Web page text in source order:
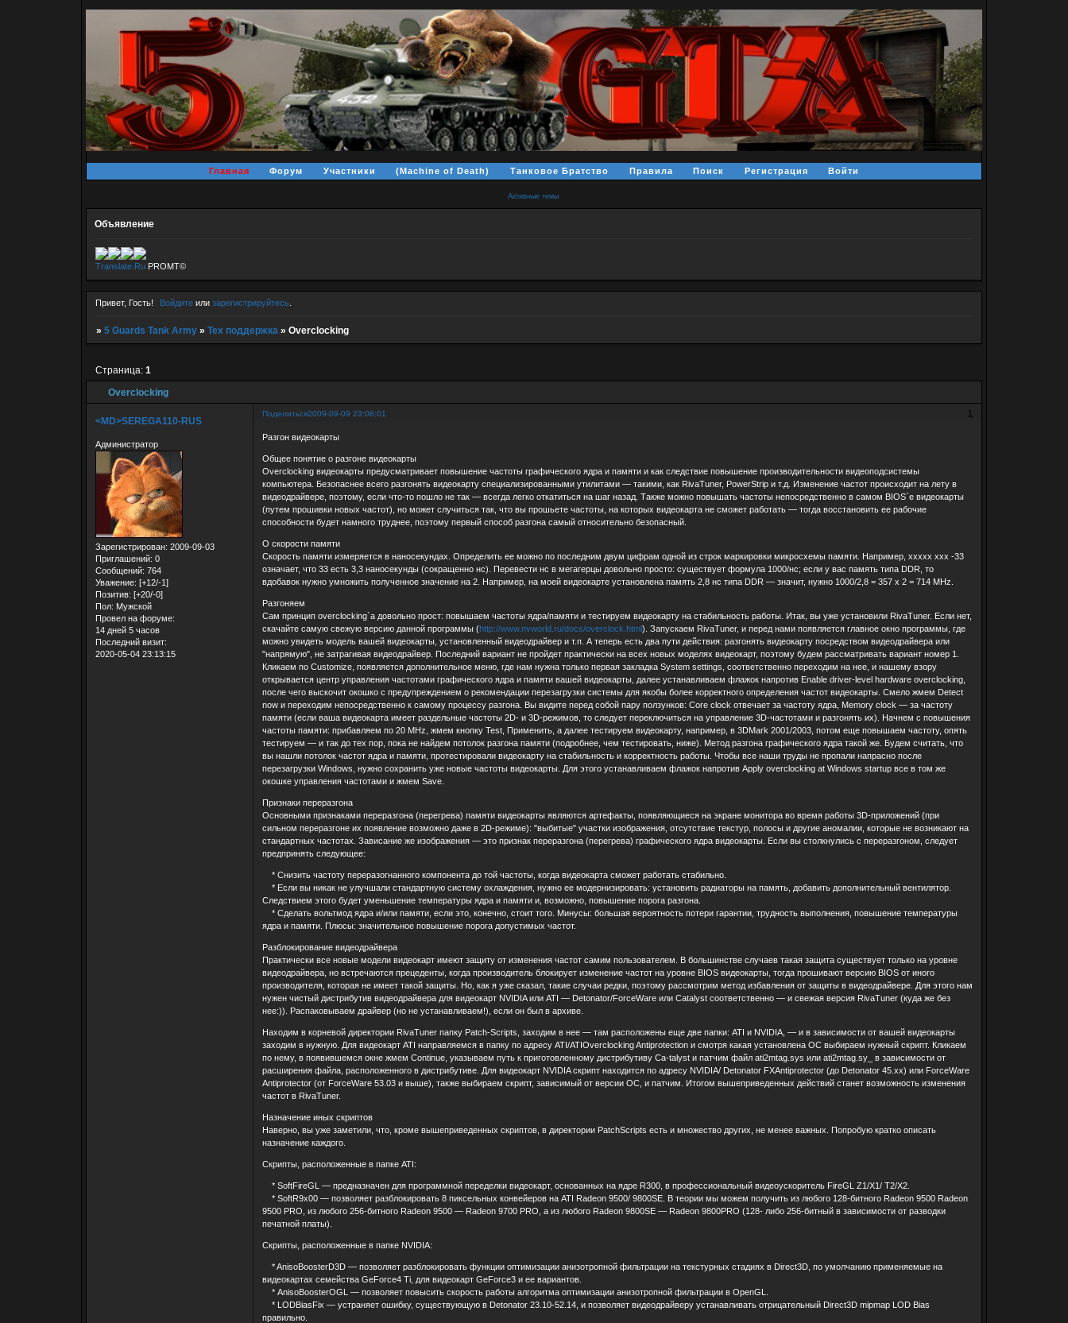
Главная Форум Участники (Machine of Death) Танковое Братство Правила Поиск Регистрация Войти
Активные темы
Объявление
Translate.RuPROMT©
Привет, Гость! Войдите илизарегистрируйтесь.
» 5 Guards Tank Army » Тех поддержка » Overclocking
Overclocking
Страница: 1
Поделиться 1
2009-09-09 23:08:01
<MD>SEREGA110-RUS
Администратор
Зарегистрирован: 2009-09-03
Приглашений: 0
Сообщений: 764
Уважение: [+12/-1]
Позитив: [+20/-0]
Пол: Мужской
Провел на форуме:
14 дней 5 часов
Последний визит:
2020-05-04 23:13:15
Разгон видеокарты
Общее понятие о разгоне видеокарты
Overclocking видеокарты предусматривает повышение частоты графического ядра и памяти и как следствие повышение производительности видеоподсистемы
компьютера. Безопаснее всего разгонять видеокарту специализированными утилитами — такими, как RivaTuner, PowerStrip и т.д. Изменение частот происходит на лету в
видеодрайвере, поэтому, если что-то пошло не так — всегда легко откатиться на шаг назад. Также можно повышать частоты непосредственно в самом BIOS`е видеокарты
(путем прошивки новых частот), но может случиться так, что вы прошьете частоты, на которых видеокарта не сможет работать — тогда восстановить ее рабочие
способности будет намного труднее, поэтому первый способ разгона самый относительно безопасный.
О скорости памяти
Скорость памяти измеряется в наносекундах. Определить ее можно по последним двум цифрам одной из строк маркировки микросхемы памяти. Например, xxxxx xxx -33
означает, что 33 есть 3,3 наносекунды (сокращенно нс). Перевести нс в мегагерцы довольно просто: существует формула 1000/нс; если у вас память типа DDR, то
вдобавок нужно умножить полученное значение на 2. Например, на моей видеокарте установлена память 2,8 нс типа DDR — значит, нужно 1000/2,8 = 357 x 2 = 714 MHz.
Разгоняем
Сам принцип overclocking`а довольно прост: повышаем частоты ядра/памяти и тестируем видеокарту на стабильность работы. Итак, вы уже установили RivaTuner. Если нет,
скачайте самую свежую версию данной программы (http://www.nvworld.ru/docs/overclock.html). Запускаем RivaTuner, и перед нами появляется главное окно программы, где
можно увидеть модель вашей видеокарты, установленный видеодрайвер и т.п. А теперь есть два пути действия: разгонять видеокарту посредством видеодрайвера или
"напрямую", не затрагивая видеодрайвер. Последний вариант не пройдет практически на всех новых моделях видеокарт, поэтому будем рассматривать вариант номер 1.
Кликаем по Customize, появляется дополнительное меню, где нам нужна только первая закладка System settings, соответственно переходим на нее, и нашему взору
открывается центр управления частотами графического ядра и памяти вашей видеокарты, далее устанавливаем флажок напротив Enable driver-level hardware overclocking,
после чего выскочит окошко с предупреждением о рекомендации перезагрузки системы для якобы более корректного определения частот видеокарты. Смело жмем Detect
now и переходим непосредственно к самому процессу разгона. Вы видите перед собой пару ползунков: Core clock отвечает за частоту ядра, Memory clock — за частоту
памяти (если ваша видеокарта имеет раздельные частоты 2D- и 3D-режимов, то следует переключиться на управление 3D-частотами и разгонять их). Начнем с повышения
частоты памяти: прибавляем по 20 MHz, жмем кнопку Test, Применить, а далее тестируем видеокарту, например, в 3DMark 2001/2003, потом еще повышаем частоту, опять
тестируем — и так до тех пор, пока не найдем потолок разгона памяти (подробнее, чем тестировать, ниже). Метод разгона графического ядра такой же. Будем считать, что
вы нашли потолок частот ядра и памяти, протестировали видеокарту на стабильность и корректность работы. Чтобы все наши труды не пропали напрасно после
перезагрузки Windows, нужно сохранить уже новые частоты видеокарты. Для этого устанавливаем флажок напротив Apply overclocking at Windows startup все в том же
окошке управления частотами и жмем Save.
Признаки переразгона
Основными признаками переразгона (перегрева) памяти видеокарты являются артефакты, появляющиеся на экране монитора во время работы 3D-приложений (при
сильном переразгоне их появление возможно даже в 2D-режиме): "выбитые" участки изображения, отсутствие текстур, полосы и другие аномалии, которые не возникают на
стандартных частотах. Зависание же изображения — это признак переразгона (перегрева) графического ядра видеокарты. Если вы столкнулись с переразгоном, следует
предпринять следующее:
* Снизить частоту переразогнанного компонента до той частоты, когда видеокарта сможет работать стабильно.
* Если вы никак не улучшали стандартную систему охлаждения, нужно ее модернизировать: установить радиаторы на память, добавить дополнительный вентилятор.
Следствием этого будет уменьшение температуры ядра и памяти и, возможно, повышение порога разгона.
* Сделать вольтмод ядра и/или памяти, если это, конечно, стоит того. Минусы: большая вероятность потери гарантии, трудность выполнения, повышение температуры
ядра и памяти. Плюсы: значительное повышение порога допустимых частот.
Разблокирование видеодрайвера
Практически все новые модели видеокарт имеют защиту от изменения частот самим пользователем. В большинстве случаев такая защита существует только на уровне
видеодрайвера, но встречаются прецеденты, когда производитель блокирует изменение частот на уровне BIOS видеокарты, тогда прошивают версию BIOS от иного
производителя, которая не имеет такой защиты. Но, как я уже сказал, такие случаи редки, поэтому рассмотрим метод избавления от защиты в видеодрайвере. Для этого нам
нужен чистый дистрибутив видеодрайвера для видеокарт NVIDIA или ATI — Detonator/ForceWare или Catalyst соответственно — и свежая версия RivaTuner (куда же без
нее:)). Распаковываем драйвер (но не устанавливаем!), если он был в архиве.
Находим в корневой директории RivaTuner папку Patch-Scripts, заходим в нее — там расположены еще две папки: ATI и NVIDIA, — и в зависимости от вашей видеокарты
заходим в нужную. Для видеокарт ATI направляемся в папку по адресу ATI/ATIOverclocking Antiprotection и смотря какая установлена ОС выбираем нужный скрипт. Кликаем
по нему, в появившемся окне жмем Continue, указываем путь к приготовленному дистрибутиву Ca-talyst и патчим файл ati2mtag.sys или ati2mtag.sy_ в зависимости от
расширения файла, расположенного в дистрибутиве. Для видеокарт NVIDIA скрипт находится по адресу NVIDIA/ Detonator FXAntiprotector (до Detonator 45.xx) или ForceWare
Antiprotector (от ForceWare 53.03 и выше), также выбираем скрипт, зависимый от версии ОС, и патчим. Итогом вышеприведенных действий станет возможность изменения
частот в RivaTuner.
Назначение иных скриптов
Наверно, вы уже заметили, что, кроме вышеприведенных скриптов, в директории PatchScripts есть и множество других, не менее важных. Попробую кратко описать
назначение каждого.
Скрипты, расположенные в папке ATI:
* SoftFireGL — предназначен для программной переделки видеокарт, основанных на ядре R300, в профессиональный видеоускоритель FireGL Z1/X1/ T2/X2.
* SoftR9x00 — позволяет разблокировать 8 пиксельных конвейеров на ATI Radeon 9500/ 9800SE. В теории мы можем получить из любого 128-битного Radeon 9500 Radeon
9500 PRO, из любого 256-битного Radeon 9500 — Radeon 9700 PRO, а из любого Radeon 9800SE — Radeon 9800PRO (128- либо 256-битный в зависимости от разводки
печатной платы).
Скрипты, расположенные в папке NVIDIA:
* AnisoBoosterD3D — позволяет разблокировать функции оптимизации анизотропной фильтрации на текстурных стадиях в Direct3D, по умолчанию применяемые на
видеокартах семейства GeForce4 Ti, для видеокарт GeForce3 и ее вариантов.
* AnisoBoosterOGL — позволяет повысить скорость работы алгоритма оптимизации анизотропной фильтрации в OpenGL.
* LODBiasFix — устраняет ошибку, существующую в Detonator 23.10-52.14, и позволяет видеодрайверу устанавливать отрицательный Direct3D mipmap LOD Bias
правильно.